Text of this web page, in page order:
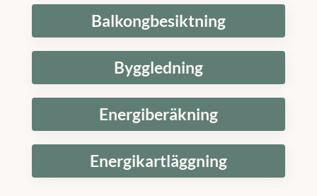
Balkongbesiktning
Byggledning
Energiberäkning
Energikartläggning